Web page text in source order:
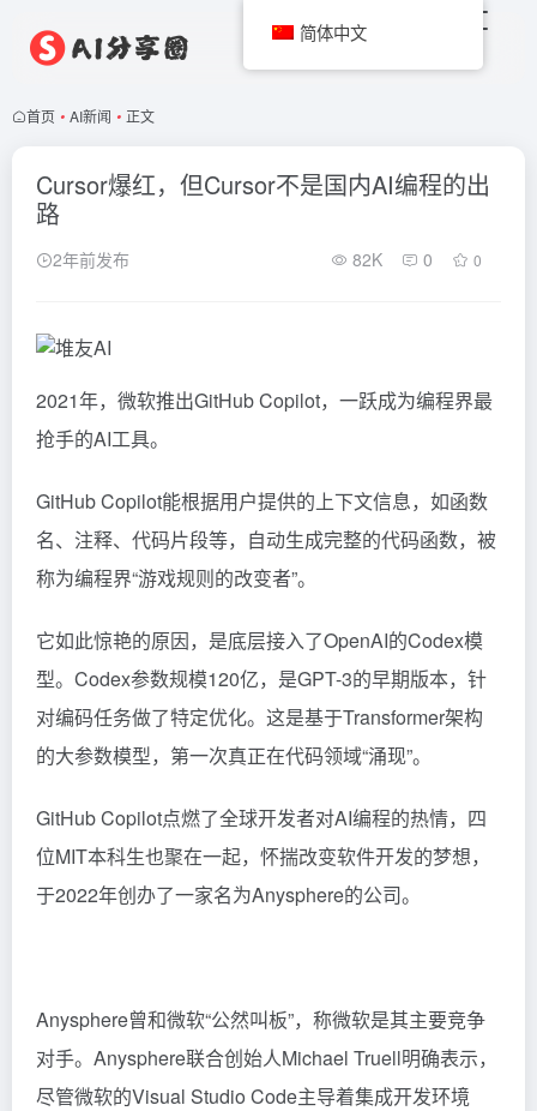
首页 • AI新闻 • 正文
Cursor爆红，但Cursor不是国内AI编程的出
路
2年前发布 82K 0 0
2021年，微软推出GitHub Copilot，一跃成为编程界最
抢手的AI工具。
GitHub Copilot能根据用户提供的上下文信息，如函数
名、注释、代码片段等，自动生成完整的代码函数，被
称为编程界“游戏规则的改变者”。
它如此惊艳的原因，是底层接入了OpenAI的Codex模
型。Codex参数规模120亿，是GPT-3的早期版本，针
对编码任务做了特定优化。这是基于Transformer架构
的大参数模型，第一次真正在代码领域“涌现”。
GitHub Copilot点燃了全球开发者对AI编程的热情，四
位MIT本科生也聚在一起，怀揣改变软件开发的梦想，
于2022年创办了一家名为Anysphere的公司。
Anysphere曾和微软“公然叫板”，称微软是其主要竞争
对手。Anysphere联合创始人Michael Truell明确表示，
尽管微软的Visual Studio Code主导着集成开发环境
简体中文